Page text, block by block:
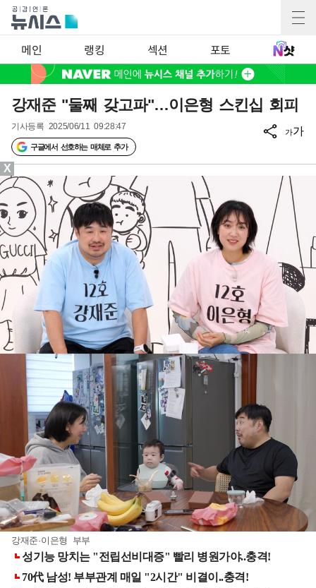
메인 랭킹 섹션 포토
강재준 "둘째 갖고파"…이은형 스킨십 회피
기사등록 2025/06/11 09:28:47
구글에서 선호하는 매체로 추가
가가
강재준·이은형 부부
X